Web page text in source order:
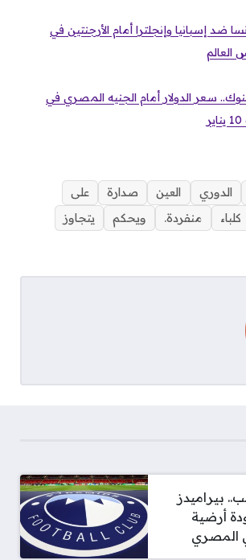
ضد إسبانيا وإنجلترا أمام الأرجنتين في
العالم
سعر الدولار أمام الجنيه المصري في
الدوري العين صدارة
على
كلباء منفردة. ويحكم يتجاوز
بيراميدز
أرضية
المصري